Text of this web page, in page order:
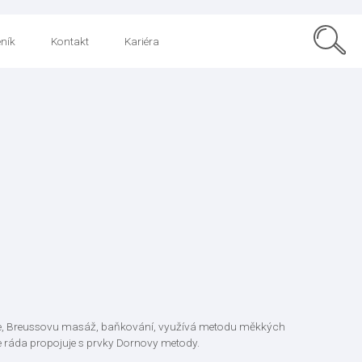
Kontakt Kariéra
Breussovu masáž, baňkování, využívá metodu měkkých
ráda propojuje s prvky Dornovy metody.